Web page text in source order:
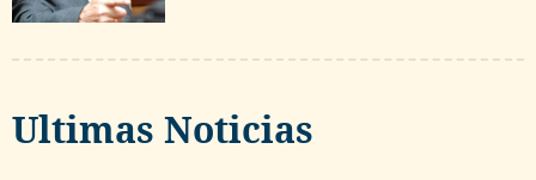
Ultimas Noticias